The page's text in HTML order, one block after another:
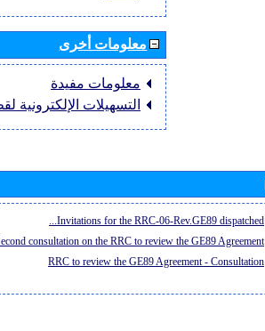
معلومات أخرى
معلومات مفيدة
التسهيلات الإلكترونية
Invitations for the RRC-06-Rev.GE89 dispatched...
consultation on the RRC to review the GE89 Agreement
RRC to review the GE89 Agreement - Consultation